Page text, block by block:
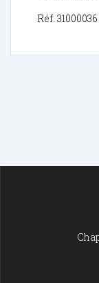
Réf.